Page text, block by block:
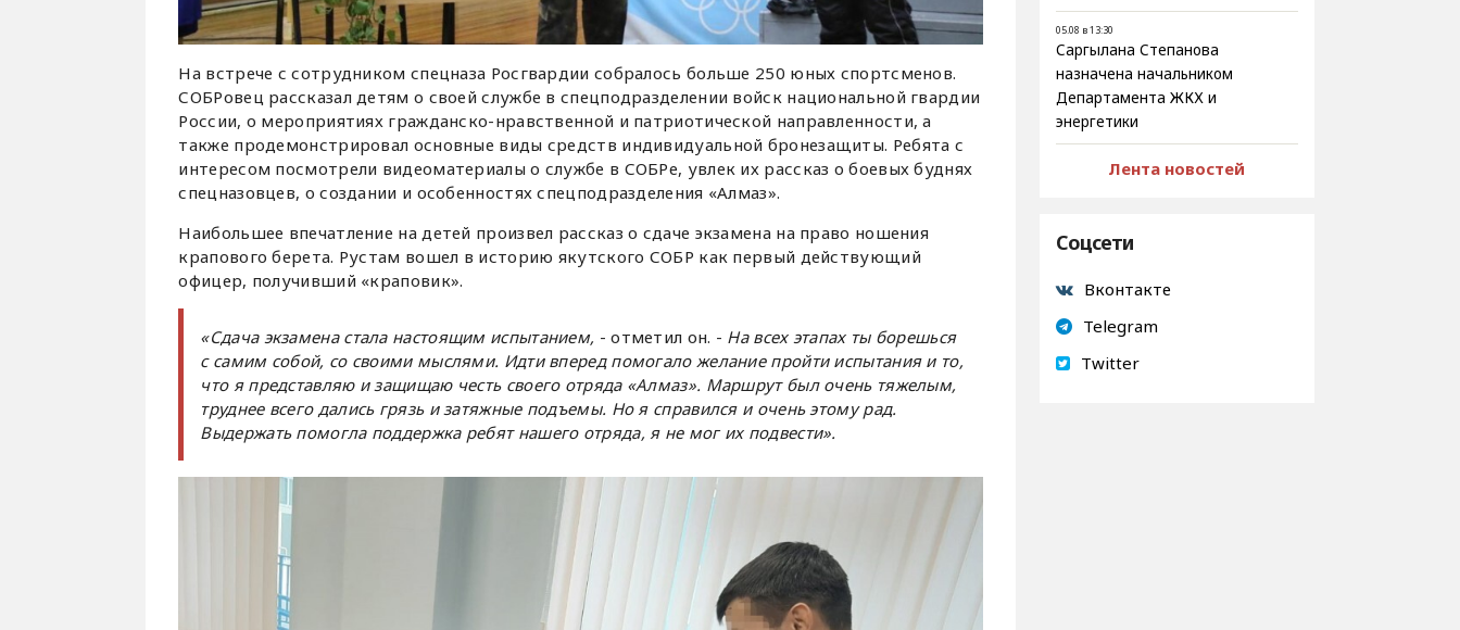
На встрече с сотрудником спецназа Росгвардии собралось больше 250 юных спортсменов.
СОБРовец рассказал детям о своей службе в спецподразделении войск национальной гвардии
России, о мероприятиях гражданско-нравственной и патриотической направленности, а
также продемонстрировал основные виды средств индивидуальной бронезащиты. Ребята с
интересом посмотрели видеоматериалы о службе в СОБРе, увлек их рассказ о боевых буднях
спецназовцев, о создании и особенностях спецподразделения «Алмаз».
Наибольшее впечатление на детей произвел рассказ о сдаче экзамена на право ношения
крапового берета. Рустам вошел в историю якутского СОБР как первый действующий
офицер, получивший «краповик».
«Сдача экзамена стала настоящим испытанием, - отметил он. - На всех этапах ты борешься
с самим собой, со своими мыслями. Идти вперед помогало желание пройти испытания и то,
что я представляю и защищаю честь своего отряда «Алмаз». Маршрут был очень тяжелым,
труднее всего дались грязь и затяжные подъемы. Но я справился и очень этому рад.
Выдержать помогла поддержка ребят нашего отряда, я не мог их подвести».
05.08 в 13:30
Саргылана Степанова
назначена начальником
Департамента ЖКХ и
энергетики
Лента новостей
Соцсети
Вконтакте
Telegram
Twitter